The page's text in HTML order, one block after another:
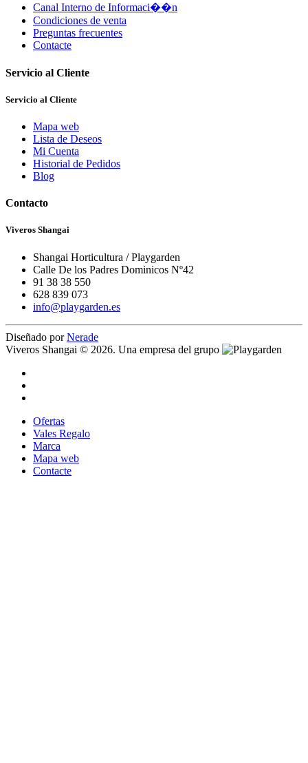
Canal Interno de Informaci��n
Condiciones de venta
Preguntas frecuentes
Contacte
Servicio al Cliente
Servicio al Cliente
Mapa web
Lista de Deseos
Mi Cuenta
Historial de Pedidos
Blog
Contacto
Viveros Shangai
Shangai Horticultura / Playgarden
Calle De los Padres Dominicos Nº42
91 38 38 550
628 839 073
info@playgarden.es
Diseñado porNerade
Viveros Shangai © 2026. Una empresa del grupo
Ofertas
Vales Regalo
Marca
Mapa web
Contacte